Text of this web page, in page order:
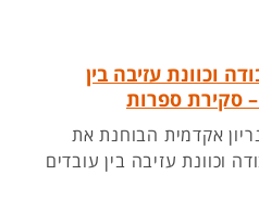
וכוונת עזיבה בין
– סקירת ספרות
אקדמית הבוחנת את
וכוונת עזיבה בין עובדים